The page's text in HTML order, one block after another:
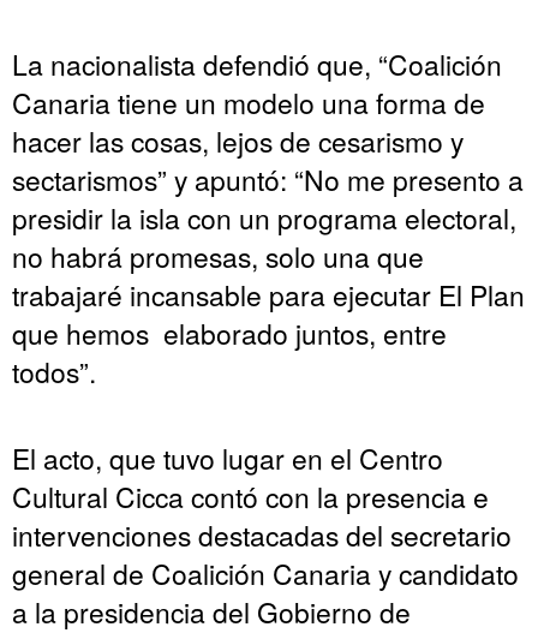
La nacionalista defendió que, “Coalición
Canaria tiene un modelo una forma de
hacer las cosas, lejos de cesarismo y
sectarismos” y apuntó: “No me presento a
presidir la isla con un programa electoral,
no habrá promesas, solo una que
trabajaré incansable para ejecutar El Plan
que hemos elaborado juntos, entre
todos”.
El acto, que tuvo lugar en el Centro
Cultural Cicca contó con la presencia e
intervenciones destacadas del secretario
general de Coalición Canaria y candidato
a la presidencia del Gobierno de